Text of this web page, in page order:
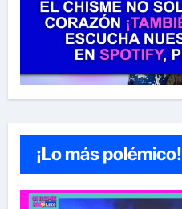
¡Lo más polémico!